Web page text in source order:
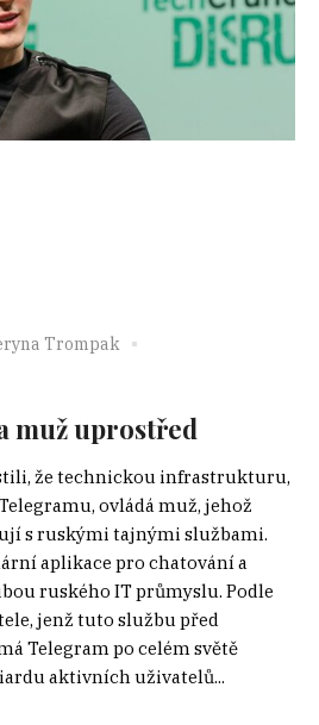
Trompak
muž uprostřed
že technickou infrastrukturu,
ovládá muž, jehož
s ruskými tajnými službami.
aplikace pro chatování a
ruského IT průmyslu. Podle
jenž tuto službu před
Telegram po celém světě
aktivních uživatelů...